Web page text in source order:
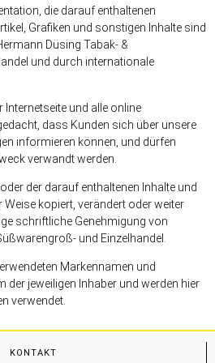
die darauf enthaltenen
Grafiken und sonstigen Inhalte sind
Düsing Tabak- &
und durch internationale
und alle online
dass Kunden sich über unsere
informieren können, und dürfen
verwandt werden.
der darauf enthaltenen Inhalte und
kopiert, verändert oder weiter
schriftliche Genehmigung von
und Einzelhandel.
Markennamen und
der jeweiligen Inhaber und werden hier
verwendet.
KONTAKT